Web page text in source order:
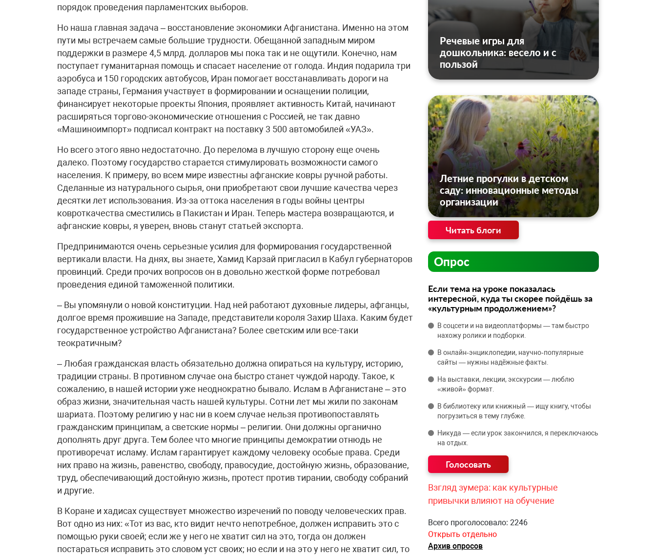
порядок проведения парламентских выборов.
Но наша главная задача – восстановление экономики Афганистана. Именно на этом
пути мы встречаем самые большие трудности. Обещанной западным миром
поддержки в размере 4,5 млрд. долларов мы пока так и не ощутили. Конечно, нам
поступает гуманитарная помощь и спасает население от голода. Индия подарила три
аэробуса и 150 городских автобусов, Иран помогает восстанавливать дороги на
западе страны, Германия участвует в формировании и оснащении полиции,
финансирует некоторые проекты Япония, проявляет активность Китай, начинают
расширяться торгово-экономические отношения с Россией, не так давно
«Машиноимпорт» подписал контракт на поставку 3 500 автомобилей «УАЗ».
Но всего этого явно недостаточно. До перелома в лучшую сторону еще очень
далеко. Поэтому государство старается стимулировать возможности самого
населения. К примеру, во всем мире известны афганские ковры ручной работы.
Сделанные из натурального сырья, они приобретают свои лучшие качества через
десятки лет использования. Из-за оттока населения в годы войны центры
ковроткачества сместились в Пакистан и Иран. Теперь мастера возвращаются, и
афганские ковры, я уверен, вновь станут статьей экспорта.
Предпринимаются очень серьезные усилия для формирования государственной
вертикали власти. На днях, вы знаете, Хамид Карзай пригласил в Кабул губернаторов
провинций. Среди прочих вопросов он в довольно жесткой форме потребовал
проведения единой таможенной политики.
– Вы упомянули о новой конституции. Над ней работают духовные лидеры, афганцы,
долгое время прожившие на Западе, представители короля Захир Шаха. Каким будет
государственное устройство Афганистана? Более светским или все-таки
теократичным?
– Любая гражданская власть обязательно должна опираться на культуру, историю,
традиции страны. В противном случае она быстро станет чуждой народу. Такое, к
сожалению, в нашей истории уже неоднократно бывало. Ислам в Афганистане – это
образ жизни, значительная часть нашей культуры. Сотни лет мы жили по законам
шариата. Поэтому религию у нас ни в коем случае нельзя противопоставлять
гражданским принципам, а светские нормы – религии. Они должны органично
дополнять друг друга. Тем более что многие принципы демократии отнюдь не
противоречат исламу. Ислам гарантирует каждому человеку особые права. Среди
них право на жизнь, равенство, свободу, правосудие, достойную жизнь, образование,
труд, обеспечивающий достойную жизнь, протест против тирании, свободу собраний
и другие.
В Коране и хадисах существует множество изречений по поводу человеческих прав.
Вот одно из них: «Тот из вас, кто видит нечто непотребное, должен исправить это с
помощью руки своей; если же у него не хватит сил на это, тогда он должен
постараться исправить это словом уст своих; но если и на это у него не хватит сил, то
Речевые игры для
дошкольника: весело и с
пользой
Летние прогулки в детском
саду: инновационные методы
организации
Читать блоги
Опрос
Если тема на уроке показалась
интересной, куда ты скорее пойдёшь за
«культурным продолжением»?
В соцсети и на видеоплатформы — там быстро
нахожу ролики и подборки.
В онлайн‑энциклопедии, научно‑популярные
сайты — нужны надёжные факты.
На выставки, лекции, экскурсии — люблю
«живой» формат.
В библиотеку или книжный — ищу книгу, чтобы
погрузиться в тему глубже.
Никуда — если урок закончился, я переключаюсь
на отдых.
Взгляд зумера: как культурные
привычки влияют на обучение
Всего проголосовало: 2246
Открыть отдельно
Архив опросов